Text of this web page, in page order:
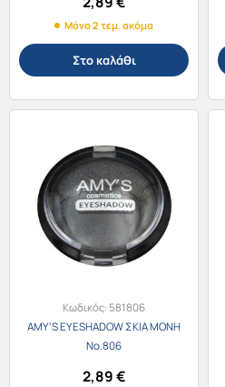
Μόνο 2 τεμ. ακόμα
Στο καλάθι
Κωδικός:581806
AMY’S EYESHADOW ΣΚΙΑ ΜΟΝΗ
No.806
2,89€